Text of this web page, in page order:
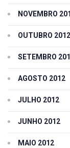
NOVEMBRO
OUTUBRO 2012
SETEMBRO
AGOSTO 2012
JULHO 2012
JUNHO 2012
MAIO 2012